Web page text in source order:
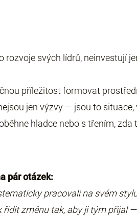
rozvoje svých lídrů, neinvestují
příležitost formovat
jen výzvy — jsou to
hladce nebo s třením,
pár otázek:
pracovali na svém
řídit změnu tak, aby ji tým přijal